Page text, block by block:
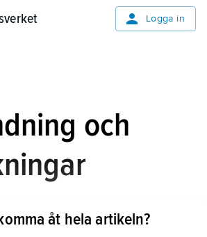
Logga in
och
åt hela artikeln?